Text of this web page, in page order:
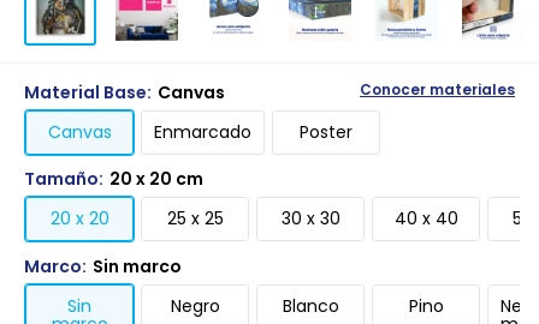
Material Base: Canvas Conocer materiales
Canvas Enmarcado
Poster
Tamaño: 20 x 20 cm
20 x 20
25 x 25 30 x 30 40 x 40
50
Marco: Sin marco
Sin
Negro Blanco Pino